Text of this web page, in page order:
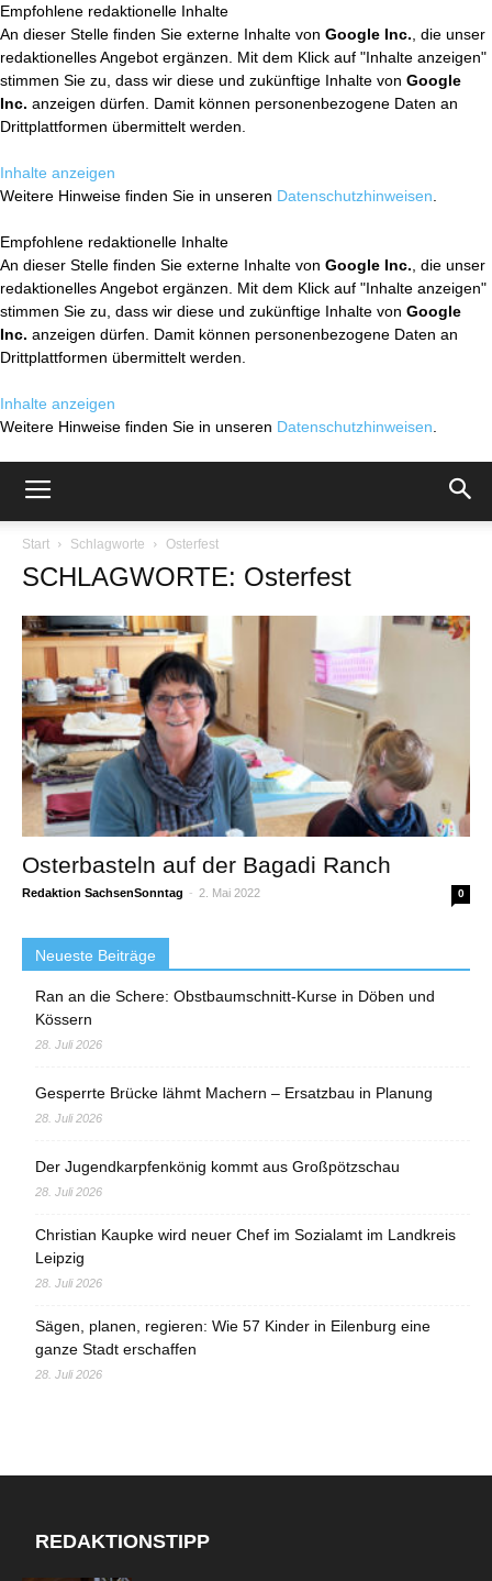
Empfohlene redaktionelle Inhalte
An dieser Stelle finden Sie externe Inhalte von Google Inc. , die unser
redaktionelles Angebot ergänzen. Mit dem Klick auf "Inhalte anzeigen"
stimmen Sie zu, dass wir diese und zukünftige Inhalte von Google
Inc. anzeigen dürfen. Damit können personenbezogene Daten an
Drittplattformen übermittelt werden.
Inhalte anzeigen
Weitere Hinweise finden Sie in unseren Datenschutzhinweisen
Empfohlene redaktionelle Inhalte
An dieser Stelle finden Sie externe Inhalte von Google Inc. , die unser
redaktionelles Angebot ergänzen. Mit dem Klick auf "Inhalte anzeigen"
stimmen Sie zu, dass wir diese und zukünftige Inhalte von Google
Inc. anzeigen dürfen. Damit können personenbezogene Daten an
Drittplattformen übermittelt werden.
Inhalte anzeigen
Weitere Hinweise finden Sie in unseren Datenschutzhinweisen
Start Schlagworte Osterfest
SCHLAGWORTE: Osterfest
Osterbasteln auf der Bagadi Ranch
Redaktion SachsenSonntag - 2. Mai 2022 0
Neueste Beiträge
Ran an die Schere: Obstbaumschnitt-Kurse in Döben und
Kössern
28. Juli 2026
Gesperrte Brücke lähmt Machern – Ersatzbau in Planung
28. Juli 2026
Der Jugendkarpfenkönig kommt aus Großpötzschau
28. Juli 2026
Christian Kaupke wird neuer Chef im Sozialamt im Landkreis
Leipzig
28. Juli 2026
Sägen, planen, regieren: Wie 57 Kinder in Eilenburg eine
ganze Stadt erschaffen
28. Juli 2026
REDAKTIONSTIPP